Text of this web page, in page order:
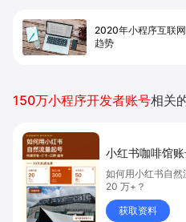
2020年小程序互联
趋势
150万小程序开发者账号相关
小红书咖啡馆
如何用小红书自
20 万+？
获取资料